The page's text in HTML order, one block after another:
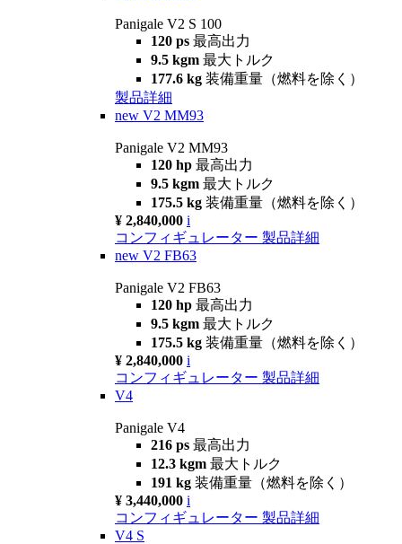
Panigale V2 S 100
120 ps 最高出力
9.5 kgm 最大トルク
177.6 kg 装備重量（燃料を除く）
製品詳細
new V2 MM93
Panigale V2 MM93
120 hp 最高出力
9.5 kgm 最大トルク
175.5 kg 装備重量（燃料を除く）
¥ 2,840,000 i
コンフィギュレーター 製品詳細
new V2 FB63
Panigale V2 FB63
120 hp 最高出力
9.5 kgm 最大トルク
175.5 kg 装備重量（燃料を除く）
¥ 2,840,000 i
コンフィギュレーター 製品詳細
V4
Panigale V4
216 ps 最高出力
12.3 kgm 最大トルク
191 kg 装備重量（燃料を除く）
¥ 3,440,000 i
コンフィギュレーター 製品詳細
V4 S